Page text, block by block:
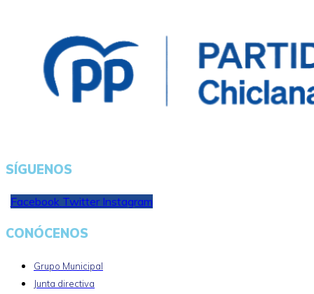
SÍGUENOS
Facebook Twitter Instagram
CONÓCENOS
Grupo Municipal
Junta directiva